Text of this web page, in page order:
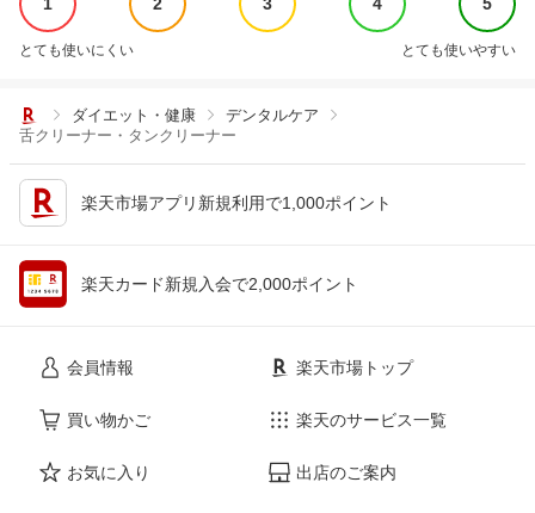
1 2 3 4 5
とても使いにくい とても使いやすい
ダイエット・健康
デンタルケア
舌クリーナー・タンクリーナー
楽天市場アプリ新規利用で1,000ポイント
楽天カード新規入会で2,000ポイント
会員情報
買い物かご
お気に入り
楽天市場トップ
楽天のサービス一覧
出店のご案内